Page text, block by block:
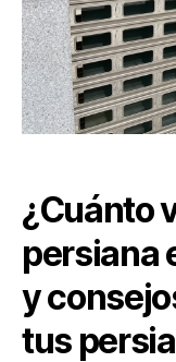
¿Cuánto
persiana
y
tus